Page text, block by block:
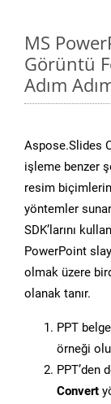
MS
Görüntü
Adım
Aspose.Slides
işleme benzer
resim
yöntemler
SDK’larını
PowerPoint
olmak üzere
olanak tanır.
PPT
örneği
PPT’den
Convert